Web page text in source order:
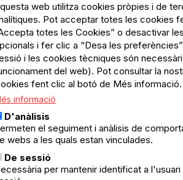
Menú
Legal
Política de privacitat
Avís legal
Política de cookies
organitzadors.
web utilitza cookies pròpies i de
Pot acceptar totes les cookies
totes les Cookies” o desactivar
i fer clic a “Desa les
i les cookies tècniques són
del web). Pot consultar la
fent clic al botó de Més informació.
informació
D'anàlisis
el seguiment i anàlisis de
webs a les quals estan vinculades.
De sessió
per mantenir identificat a l'usuari